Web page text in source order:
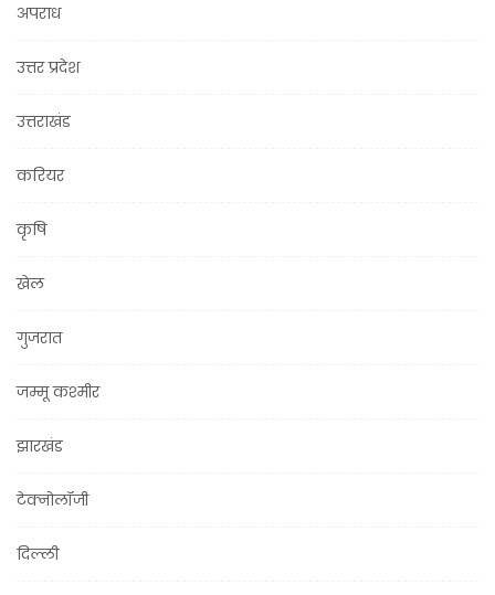
अपराध
उत्तर प्रदेश
उत्तराखंड
करियर
कृषि
खेल
गुजरात
जम्मू कश्मीर
झारखंड
टेक्नोलॉजी
दिल्ली